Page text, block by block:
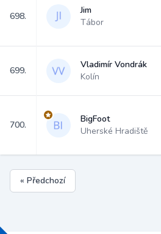
698.
Jim
Tábor
699.
Vladimír Vondrák
Kolín
700.
BigFoot
Uherské Hradiště
« Předchozí